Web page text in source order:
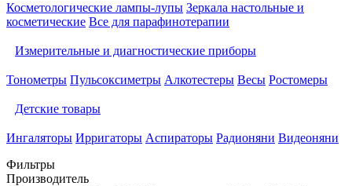
Косметологические лампы-лупы Зеркала настольные и
косметические Все для парафинотерапии
Измерительные и диагностические приборы
Тонометры Пульсоксиметры Алкотестеры Весы Ростомеры
Детские товары
Ингаляторы Ирригаторы Аспираторы Радионяни Видеоняни
Фильтры
Производитель